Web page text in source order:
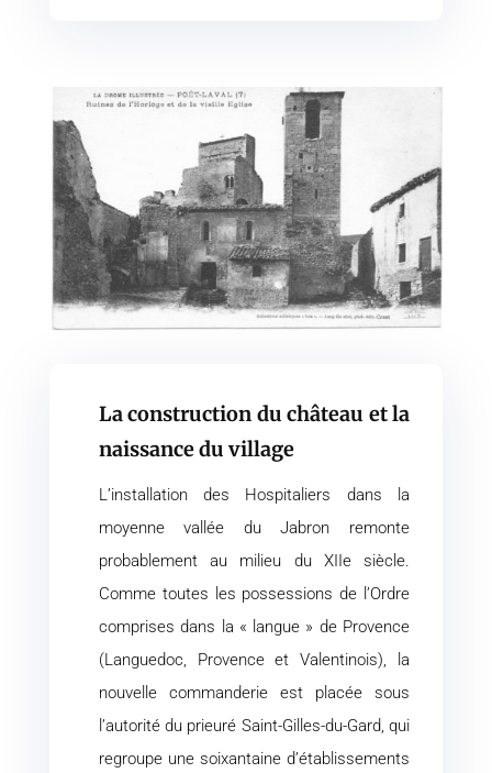
La construction du château et la
naissance du village
L’installation des Hospitaliers dans la
moyenne vallée du Jabron remonte
probablement au milieu du XIIe siècle.
Comme toutes les possessions de l’Ordre
comprises dans la « langue » de Provence
(Languedoc, Provence et Valentinois), la
nouvelle commanderie est placée sous
l’autorité du prieuré Saint-Gilles-du-Gard, qui
regroupe une soixantaine d’établissements